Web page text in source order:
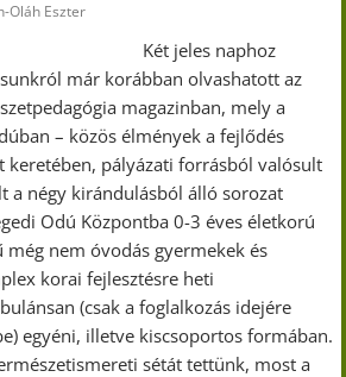
Oláh Eszter
Két jeles naphoz
már korábban olvashatott az
magazinban, mely a
– közös élmények a fejlődés
keretében, pályázati forrásból valósult
a négy kirándulásból álló sorozat
Odú Központba 0-3 éves életkorú
nem óvodás gyermekek és
korai fejlesztésre heti
(csak a foglalkozás idejére
egyéni, illetve kiscsoportos formában.
sétát tettünk, most a